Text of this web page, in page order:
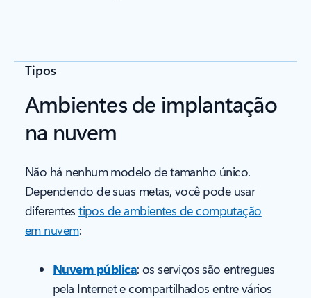
Tipos
Ambientes de implantação
na nuvem
Não há nenhum modelo de tamanho único.
Dependendo de suas metas, você pode usar
diferentestipos de ambientes de computação
em nuvem:
Nuvem pública: os serviços são entregues
pela Internet e compartilhados entre vários